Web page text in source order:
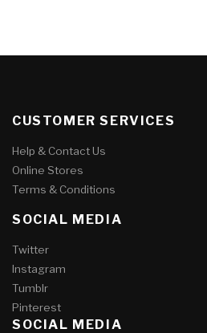
CUSTOMER SERVICES
Help & Contact Us
Online Stores
Terms & Conditions
SOCIAL MEDIA
Twitter
Instagram
Tumblr
Pinterest
SOCIAL MEDIA